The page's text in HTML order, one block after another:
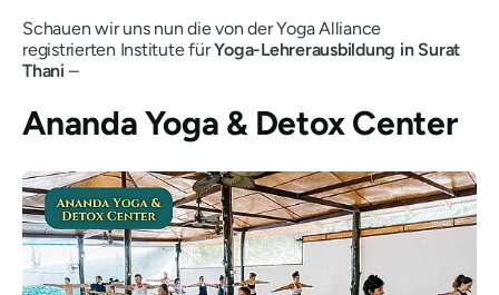
Schauen wir uns nun die von der Yoga Alliance
registrierten Institute fürYoga-Lehrerausbildung in Surat
Thani –
Ananda Yoga & Detox Center